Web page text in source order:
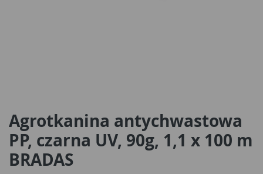
Agrotkanina antychwastowa
PP, czarna UV, 90g, 1,1 x 100 m
BRADAS